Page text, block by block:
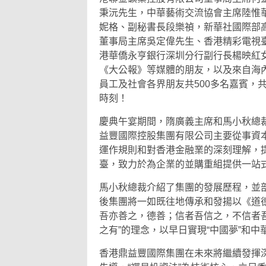
秉沅先生，中華藝術交流協會主席陸
妮格、副秘書長段樂禎，新華社國際
董事局主席吳定偉先生、香港精彩電
港華僑永亨銀行深圳分行副行長楊映
《大公報》等媒體的朋友，以及來自
員工及社會各界朋友共500多名嘉賓，
時刻！
慶典午宴期間，隋廣義主席和馬小秋
益豐國際控股集團有限公司主要從事資
運作規則和對香港金融業的深刻理解
臺，致力於為企業的並購重組提供一
馬小秋總裁介紹了集團的發展歷程，並
後集團將一如既往地傳承和發揚以《道
吾亦善之，德善；信者吾信之，不信者
之有”的理念，以早日實現“中國夢”和
香港鼎益豐國際集團在未來將繼續發